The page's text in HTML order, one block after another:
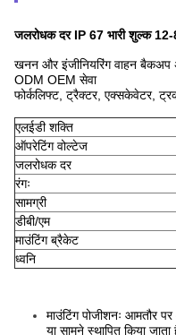
जलरोधक दर IP 67 भारी शुल्क 12-
खनन और इंजीनियरिंग वाहन बैकअप
ODM OEM सेवा
फोर्कलिफ्ट, ट्रैक्टर, एक्सकेवेटर,
एलईडी शक्ति
ऑपरेटिंग वोल्टेज
जलरोधक दर
रंगः
सामग्री
डीबी/एम
माउंटिंग ब्रैकेट
ध्वनि
माउंटिंग पोजीशनः आमतौर
या सामने स्थापित किया जाता